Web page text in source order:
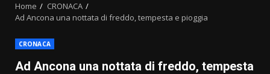
Home
CRONACA
Ad Ancona una nottata di freddo, tempesta e pioggia
CRONACA
Ad Ancona una nottata di freddo, tempesta